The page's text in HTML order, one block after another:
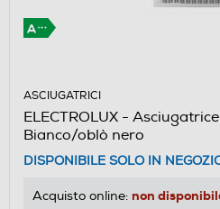
ASCIUGATRICI
ELECTROLUX -
Bianco/oblò nero
DISPONIBILE SOLO IN
Acquisto online: non